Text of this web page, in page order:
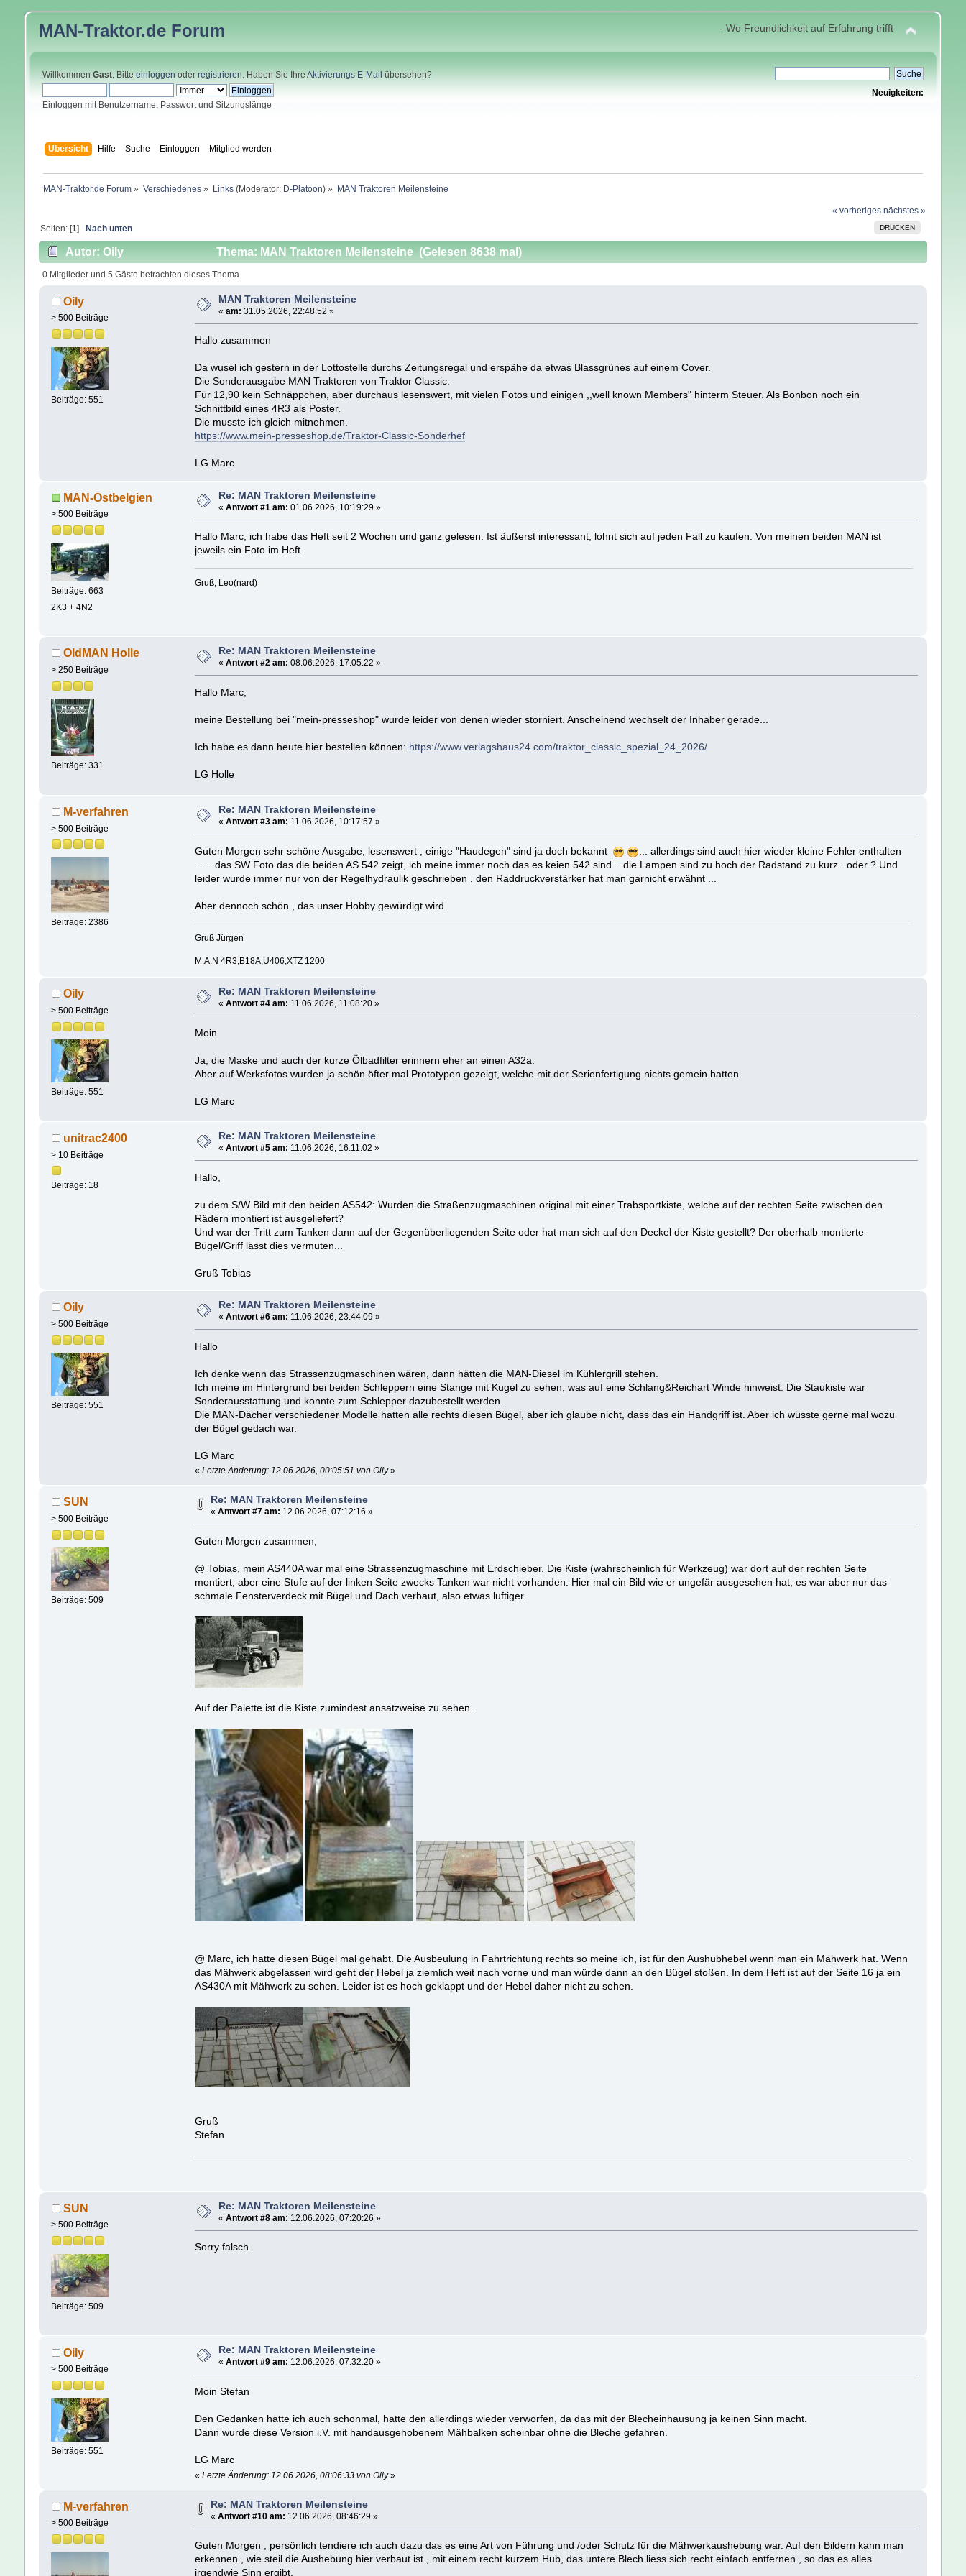
MAN-Traktor.de Forum - Wo Freundlichkeit auf Erfahrung trifft
Willkommen Gast. Bitte einloggen oder registrieren. Haben Sie Ihre Aktivierungs E-Mail übersehen?
Einloggen mit Benutzername, Passwort und Sitzungslänge
Neuigkeiten:
Übersicht Hilfe Suche Einloggen Mitglied werden
MAN-Traktor.de Forum » Verschiedenes » Links (Moderator: D-Platoon) » MAN Traktoren Meilensteine
« vorheriges nächstes »
DRUCKEN
Seiten: [1]Nach unten
Autor: Oily Thema: MAN Traktoren Meilensteine (Gelesen 8638 mal)
0 Mitglieder und 5 Gäste betrachten dieses Thema.
Oily
> 500 Beiträge
Beiträge: 551
MAN Traktoren Meilensteine
« am: 31.05.2026, 22:48:52 »
Hallo zusammen
Da wusel ich gestern in der Lottostelle durchs Zeitungsregal und erspähe da etwas Blassgrünes auf einem Cover.
Die Sonderausgabe MAN Traktoren von Traktor Classic.
Für 12,90 kein Schnäppchen, aber durchaus lesenswert, mit vielen Fotos und einigen ,,well known Members" hinterm Steuer. Als Bonbon noch ein
Schnittbild eines 4R3 als Poster.
Die musste ich gleich mitnehmen.
https://www.mein-presseshop.de/Traktor-Classic-Sonderhef
LG Marc
MAN-Ostbelgien
> 500 Beiträge
Beiträge: 663
2K3 + 4N2
Re: MAN Traktoren Meilensteine
« Antwort #1 am: 01.06.2026, 10:19:29 »
Hallo Marc, ich habe das Heft seit 2 Wochen und ganz gelesen. Ist äußerst interessant, lohnt sich auf jeden Fall zu kaufen. Von meinen beiden MAN ist
jeweils ein Foto im Heft.
Gruß, Leo(nard)
OldMAN Holle
> 250 Beiträge
Beiträge: 331
Re: MAN Traktoren Meilensteine
« Antwort #2 am: 08.06.2026, 17:05:22 »
Hallo Marc,
meine Bestellung bei "mein-presseshop" wurde leider von denen wieder storniert. Anscheinend wechselt der Inhaber gerade...
Ich habe es dann heute hier bestellen können: https://www.verlagshaus24.com/traktor_classic_spezial_24_2026/
LG Holle
M-verfahren
> 500 Beiträge
Beiträge: 2386
Re: MAN Traktoren Meilensteine
« Antwort #3 am: 11.06.2026, 10:17:57 »
Guten Morgen sehr schöne Ausgabe, lesenswert , einige "Haudegen" sind ja doch bekannt
... allerdings sind auch hier wieder kleine Fehler enthalten
.......das SW Foto das die beiden AS 542 zeigt, ich meine immer noch das es keien 542 sind ...die Lampen sind zu hoch der Radstand zu kurz ..oder ? Und
leider wurde immer nur von der Regelhydraulik geschrieben , den Raddruckverstärker hat man garnicht erwähnt ...
Aber dennoch schön , das unser Hobby gewürdigt wird
Gruß Jürgen
M.A.N 4R3,B18A,U406,XTZ 1200
Oily
> 500 Beiträge
Beiträge: 551
Re: MAN Traktoren Meilensteine
« Antwort #4 am: 11.06.2026, 11:08:20 »
Moin
Ja, die Maske und auch der kurze Ölbadfilter erinnern eher an einen A32a.
Aber auf Werksfotos wurden ja schön öfter mal Prototypen gezeigt, welche mit der Serienfertigung nichts gemein hatten.
LG Marc
unitrac2400
> 10 Beiträge
Beiträge: 18
Re: MAN Traktoren Meilensteine
« Antwort #5 am: 11.06.2026, 16:11:02 »
Hallo,
zu dem S/W Bild mit den beiden AS542: Wurden die Straßenzugmaschinen original mit einer Trabsportkiste, welche auf der rechten Seite zwischen den
Rädern montiert ist ausgeliefert?
Und war der Tritt zum Tanken dann auf der Gegenüberliegenden Seite oder hat man sich auf den Deckel der Kiste gestellt? Der oberhalb montierte
Bügel/Griff lässt dies vermuten...
Gruß Tobias
Oily
> 500 Beiträge
Beiträge: 551
Re: MAN Traktoren Meilensteine
« Antwort #6 am: 11.06.2026, 23:44:09 »
Hallo
Ich denke wenn das Strassenzugmaschinen wären, dann hätten die MAN-Diesel im Kühlergrill stehen.
Ich meine im Hintergrund bei beiden Schleppern eine Stange mit Kugel zu sehen, was auf eine Schlang&Reichart Winde hinweist. Die Staukiste war
Sonderausstattung und konnte zum Schlepper dazubestellt werden.
Die MAN-Dächer verschiedener Modelle hatten alle rechts diesen Bügel, aber ich glaube nicht, dass das ein Handgriff ist. Aber ich wüsste gerne mal wozu
der Bügel gedach war.
LG Marc
«Letzte Änderung: 12.06.2026, 00:05:51 von Oily»
SUN
> 500 Beiträge
Beiträge: 509
Re: MAN Traktoren Meilensteine
« Antwort #7 am: 12.06.2026, 07:12:16 »
Guten Morgen zusammen,
@ Tobias, mein AS440A war mal eine Strassenzugmaschine mit Erdschieber. Die Kiste (wahrscheinlich für Werkzeug) war dort auf der rechten Seite
montiert, aber eine Stufe auf der linken Seite zwecks Tanken war nicht vorhanden. Hier mal ein Bild wie er ungefär ausgesehen hat, es war aber nur das
schmale Fensterverdeck mit Bügel und Dach verbaut, also etwas luftiger.
Auf der Palette ist die Kiste zumindest ansatzweise zu sehen.
@ Marc, ich hatte diesen Bügel mal gehabt. Die Ausbeulung in Fahrtrichtung rechts so meine ich, ist für den Aushubhebel wenn man ein Mähwerk hat. Wenn
das Mähwerk abgelassen wird geht der Hebel ja ziemlich weit nach vorne und man würde dann an den Bügel stoßen. In dem Heft ist auf der Seite 16 ja ein
AS430A mit Mähwerk zu sehen. Leider ist es hoch geklappt und der Hebel daher nicht zu sehen.
Gruß
Stefan
SUN
> 500 Beiträge
Beiträge: 509
Re: MAN Traktoren Meilensteine
« Antwort #8 am: 12.06.2026, 07:20:26 »
Sorry falsch
Oily
> 500 Beiträge
Beiträge: 551
Re: MAN Traktoren Meilensteine
« Antwort #9 am: 12.06.2026, 07:32:20 »
Moin Stefan
Den Gedanken hatte ich auch schonmal, hatte den allerdings wieder verworfen, da das mit der Blecheinhausung ja keinen Sinn macht.
Dann wurde diese Version i.V. mit handausgehobenem Mähbalken scheinbar ohne die Bleche gefahren.
LG Marc
«Letzte Änderung: 12.06.2026, 08:06:33 von Oily»
M-verfahren
> 500 Beiträge
Re: MAN Traktoren Meilensteine
« Antwort #10 am: 12.06.2026, 08:46:29 »
Guten Morgen , persönlich tendiere ich auch dazu das es eine Art von Führung und /oder Schutz für die Mähwerkaushebung war. Auf den Bildern kann man
erkennen , wie steil die Aushebung hier verbaut ist , mit einem recht kurzem Hub, das untere Blech liess sich recht einfach entfernen , so das es alles
irgendwie Sinn ergibt.